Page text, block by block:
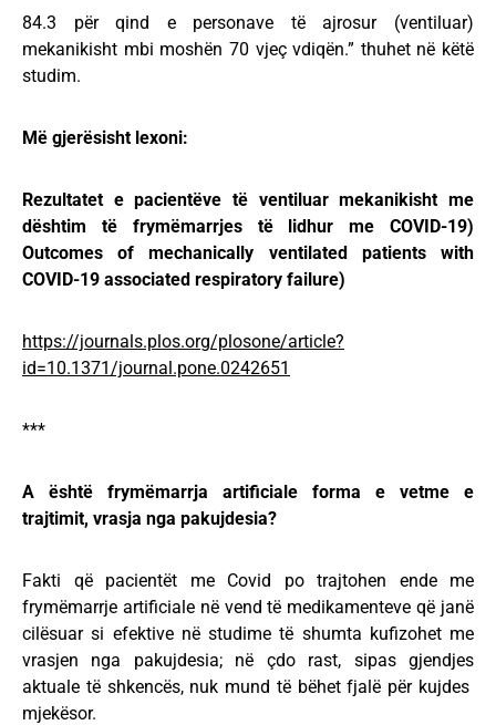
84.3 për qind e personave të ajrosur (ventiluar)
mekanikisht mbi moshën 70 vjeç vdiqën.” thuhet në këtë
studim.
Më gjerësisht lexoni:
Rezultatet e pacientëve të ventiluar mekanikisht me
dështim të frymëmarrjes të lidhur me COVID-19)
Outcomes of mechanically ventilated patients with
COVID-19 associated respiratory failure)
https://journals.plos.org/plosone/article?
id=10.1371/journal.pone.0242651
***
A është frymëmarrja artificiale forma e vetme e
trajtimit, vrasja nga pakujdesia?
Fakti që pacientët me Covid po trajtohen ende me
frymëmarrje artificiale në vend të medikamenteve që janë
cilësuar si efektive në studime të shumta kufizohet me
vrasjen nga pakujdesia; në çdo rast, sipas gjendjes
aktuale të shkencës, nuk mund të bëhet fjalë për kujdes
mjekësor.